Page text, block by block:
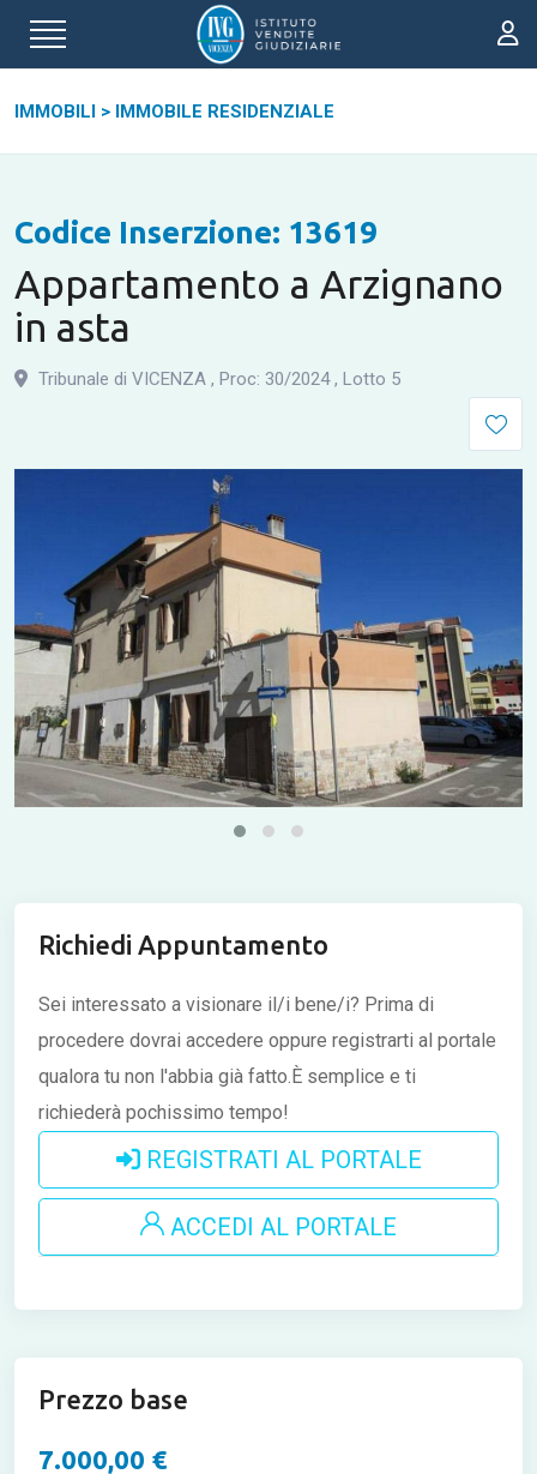
IMMOBILI > IMMOBILE RESIDENZIALE
Codice Inserzione: 13619
Appartamento a Arzignano
in asta
Tribunale di VICENZA , Proc: 30/2024, Lotto 5
Richiedi Appuntamento
Sei interessato a visionare il/i bene/i? Prima di
procedere dovrai accedere oppure registrarti al portale
qualora tu non l'abbia già fatto.È semplice e ti
richiederà pochissimo tempo!
REGISTRATI AL PORTALE
ACCEDI AL PORTALE
Prezzo base
7.000,00 €